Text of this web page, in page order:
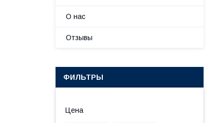
О нас
Отзывы
ФИЛЬТРЫ
Цена